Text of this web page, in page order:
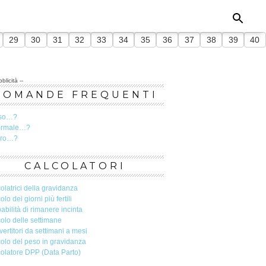
29 30 31 32 33 34 35 36 37 38 39 40
--
FREQUENTI
CALCOLATORI
della gravidanza
dei giorni più fertili
di rimanere incinta
delle settimane
da settimani a mesi
del peso in gravidanza
DPP (Data Parto)